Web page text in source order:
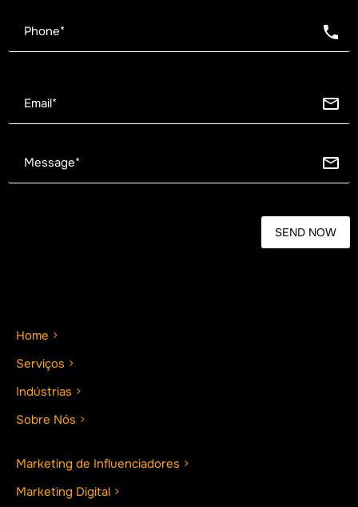
Home
Serviços
Indústrias
Sobre Nós
Marketing de Influenciadores
Marketing Digital